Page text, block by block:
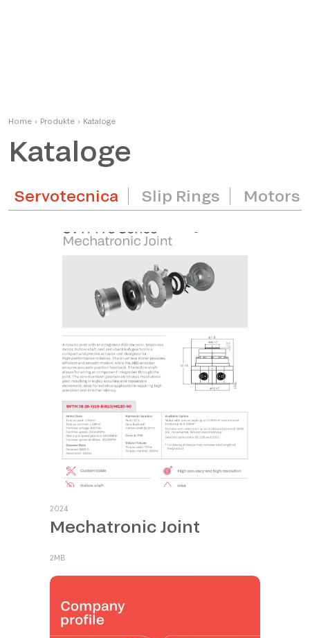
Home › Produkte › Kataloge
Kataloge
Servotecnica Slip Rings Motors
2024
Mechatronic Joint
2MB